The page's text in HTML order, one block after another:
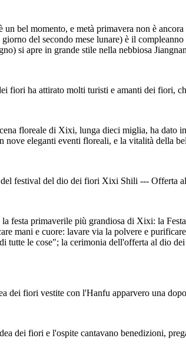
bel momento, e metà primavera non è
del secondo mese lunare) è il
si apre in grande stile nella nebbiosa
fiori ha attirato molti turisti e amanti dei fiori,
floreale di Xixi, lunga dieci miglia, ha dato
nove eleganti eventi floreali, e la vitalità della
del festival del dio dei fiori Xixi Shili --- Offerta
la festa primaverile più grandiosa di Xixi: la
mani e cuore: lavare via la polvere e
tutte le cose"; la cerimonia dell'offerta al dio
dei fiori vestite con l'Hanfu apparvero una
dei fiori e l'ospite cantavano benedizioni,